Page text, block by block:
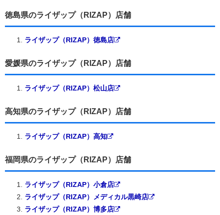
徳島県のライザップ（RIZAP）店舗
ライザップ（RIZAP）徳島店
愛媛県のライザップ（RIZAP）店舗
ライザップ（RIZAP）松山店
高知県のライザップ（RIZAP）店舗
ライザップ（RIZAP）高知
福岡県のライザップ（RIZAP）店舗
ライザップ（RIZAP）小倉店
ライザップ（RIZAP）メディカル黒崎店
ライザップ（RIZAP）博多店